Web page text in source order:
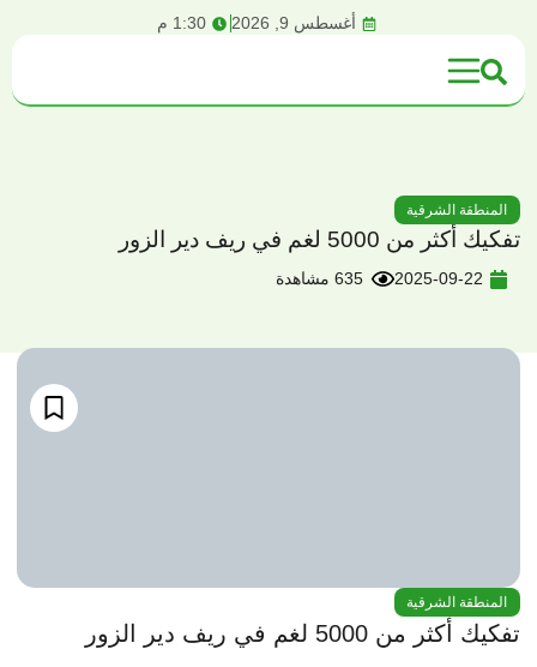
أغسطس 9, 2026 1:30 م
المنطقة الشرقية
تفكيك أكثر من 5000 لغم في ريف دير الزور
2025-09-22 635 مشاهدة
المنطقة الشرقية
تفكيك أكثر من 5000 لغم في ريف دير الزور